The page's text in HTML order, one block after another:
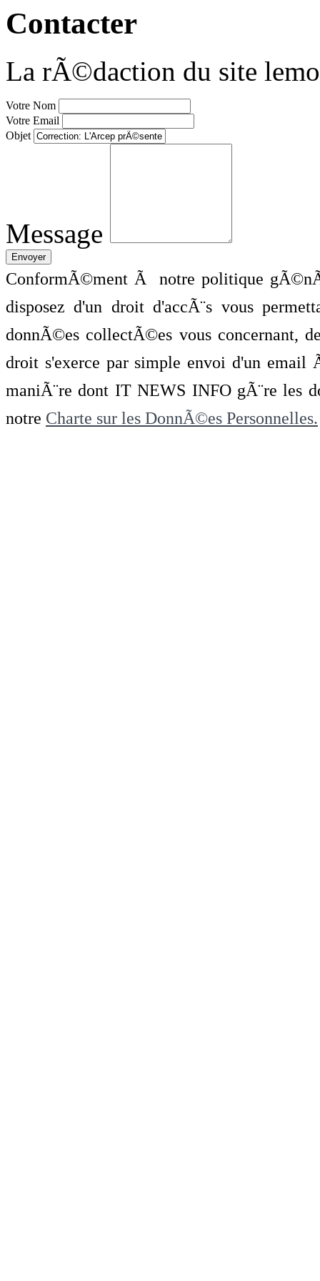
Contacter
La rÃ©daction du site
Votre Nom
Votre Email
Objet
Message
ConformÃ©ment Ã notre politique
disposez d'un droit d'accÃ¨s vous
donnÃ©es collectÃ©es vous concernant,
droit s'exerce par simple envoi d'un
maniÃ¨re dont IT NEWS INFO gÃ¨re les
notre Charte sur les DonnÃ©es Personnelles.